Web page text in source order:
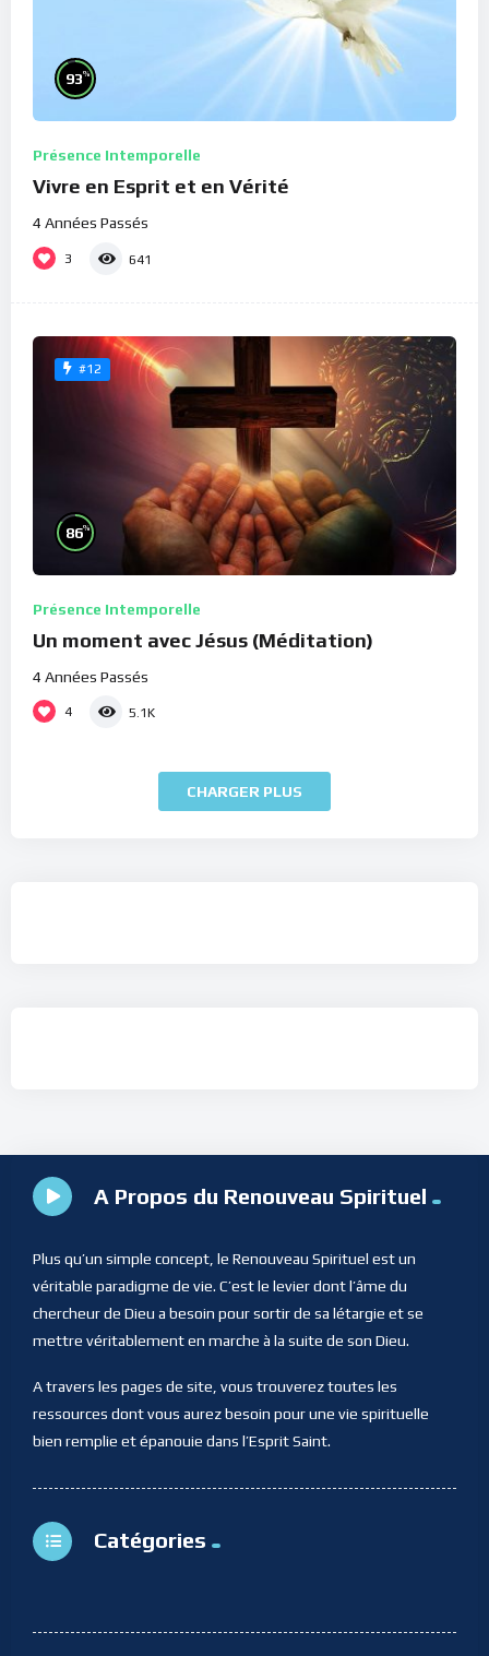
93%
Présence Intemporelle
Vivre en Esprit et en Vérité
4 Années Passés
3 641
#12
86%
Présence Intemporelle
Un moment avec Jésus (Méditation)
4 Années Passés
4 5.1K
CHARGER PLUS
A Propos du Renouveau Spirituel
Plus qu’un simple concept, le Renouveau Spirituel est un
véritable paradigme de vie. C’est le levier dont l’âme du
chercheur de Dieu a besoin pour sortir de sa létargie et se
mettre véritablement en marche à la suite de son Dieu.
A travers les pages de site, vous trouverez toutes les
ressources dont vous aurez besoin pour une vie spirituelle
bien remplie et épanouie dans l’Esprit Saint.
Catégories